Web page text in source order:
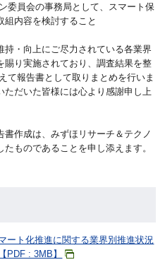
委員会の事務局として、スマート保
組内容を検討すること
・向上にご尽力されている各業界
賜り実施されており、調査結果を整
て報告書として取りまとめを行いま
ただいた皆様には心より感謝申し上
作成は、みずほリサーチ＆テクノ
ものであることを申し添えます。
ート化推進に関する業界別推進状況
: 3MB】